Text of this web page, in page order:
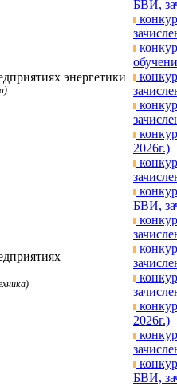
энергетики
БВИ,
2026г.)
БВИ,
2026г.)
БВИ,